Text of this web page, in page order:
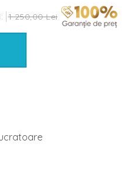
1 250,00 Lei